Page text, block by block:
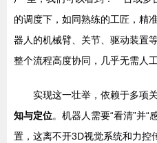
的调度下，如同熟练的工匠，精
器人的机械臂、关节、驱动装置
整个流程高度协同，几乎无需人工
实现这一壮举，依赖于多项
知与定位。机器人需要“看清”并“
置，这离不开3D视觉系统和力控